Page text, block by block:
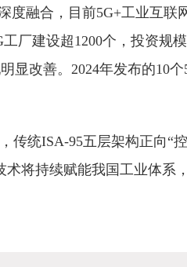
度融合，目前5G+工业互联
厂建设超1200个，投资规
显改善。2024年发布的10
传统ISA-95五层架构正向
术将持续赋能我国工业体系